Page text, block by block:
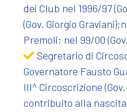
dei Club nel 1996/97
(Gov. Giorgio
Premoli; nel 99/00
Segretario di
Governatore Fausto
III^ Circoscrizione
contribuito alla